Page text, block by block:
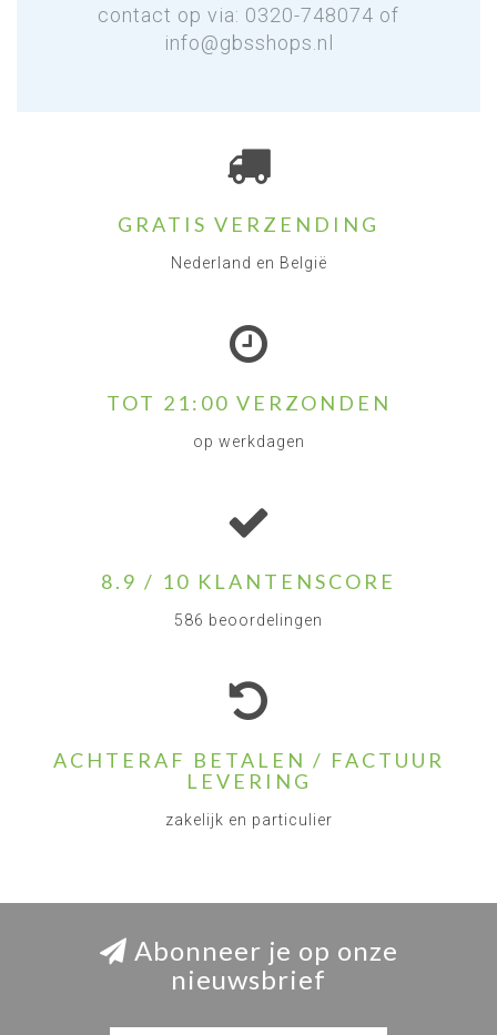
contact op via: 0320-748074 of
info@gbsshops.nl
GRATIS VERZENDING
Nederland en België
TOT 21:00 VERZONDEN
op werkdagen
8.9 / 10 KLANTENSCORE
586 beoordelingen
ACHTERAF BETALEN / FACTUUR
LEVERING
zakelijk en particulier
Abonneer je op onze
nieuwsbrief